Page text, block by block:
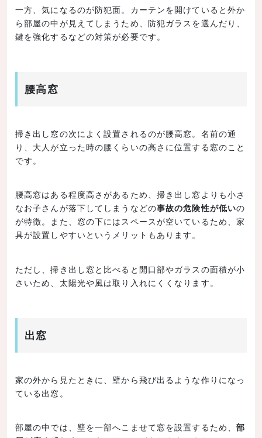
一方、気になるのが防犯面。カーテンを開けていると外か
ら部屋の中が見えてしまうため、防犯ガラスを選んだり、
鍵を強化するなどの対策が必要です。
腰高窓
掃き出し窓の次によく設置されるのが腰高窓。名前の通
り、大人が立った時の腰くらいの高さに位置する窓のこと
です。
腰高窓はある程度高さがあるため、掃き出し窓よりも小さ
なお子さんが落下してしまうなどの事故の危険性が低いの
が特徴。また、窓の下にはスペースが空いているため、家
具が設置しやすいというメリットもあります。
ただし、掃き出し窓と比べると開口部やガラスの面積が小
さいため、太陽光や風は取り入れにくくなります。
出窓
家の外から見たときに、壁から飛び出るような作りになっ
ている出窓。
部屋の中では、壁を一部へこませて窓を設置するため、 部